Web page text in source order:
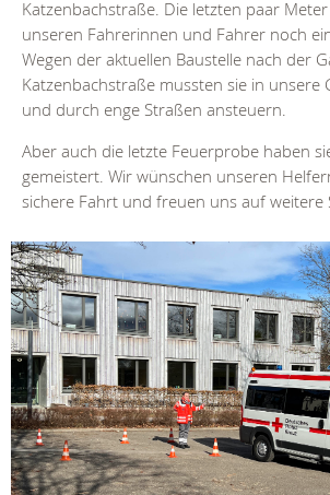
Katzenbachstraße. Die letzten paar
unseren Fahrerinnen und Fahrer noch
Wegen der aktuellen Baustelle nach der
Katzenbachstraße mussten sie in unsere
und durch enge Straßen ansteuern.
Aber auch die letzte Feuerprobe haben
gemeistert. Wir wünschen unseren
sichere Fahrt und freuen uns auf weitere